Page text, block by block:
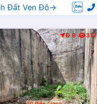
Đất Ven Đô→
Đ.B 317